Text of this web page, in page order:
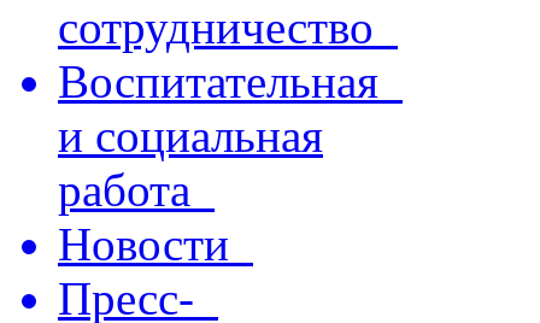
сотрудничество
Воспитательная
и социальная
работа
Новости
Пресс-